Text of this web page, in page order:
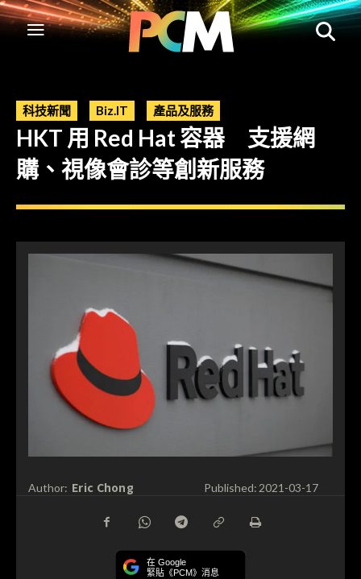
科技新聞 Biz.IT 產品及服務
HKT 用 Red Hat 容器 支援網
購、視像會診等創新服務
Author: Eric Chong Published:2021-03-17
在 Google
緊貼《PCM》消息